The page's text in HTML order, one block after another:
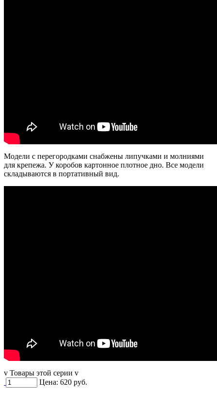
Модели с перегородками снабжены липучками и молниями
для крепежа. У коробов картонное плотное дно. Все модели
складываются в портативный вид.
v Товары этой серии v
Цена: 620 руб.